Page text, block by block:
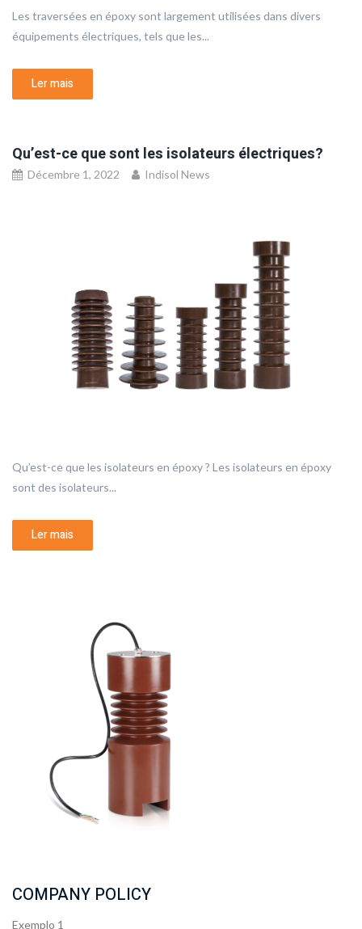
Les traversées en époxy sont largement utilisées dans divers
équipements électriques, tels que les...
Ler mais
Qu’est-ce que sont les isolateurs électriques?
Décembre 1, 2022 Indisol News
Qu’est-ce que les isolateurs en époxy ? Les isolateurs en époxy
sont des isolateurs...
Ler mais
COMPANY POLICY
Exemplo 1